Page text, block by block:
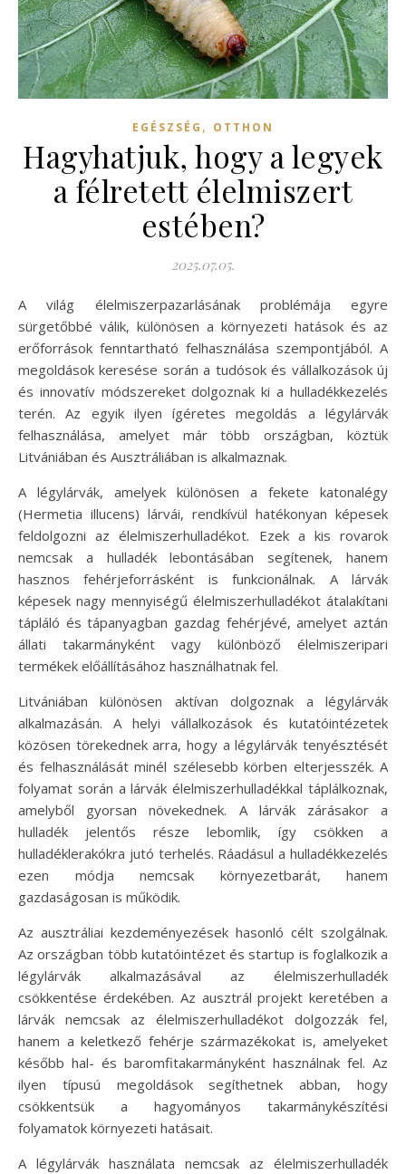
EGÉSZSÉG , OTTHON
Hagyhatjuk, hogy a legyek
a félretett élelmiszert
estében?
2025.07.05.
A világ élelmiszerpazarlásának problémája egyre
sürgetőbbé válik, különösen a környezeti hatások és az
erőforrások fenntartható felhasználása szempontjából. A
megoldások keresése során a tudósok és vállalkozások új
és innovatív módszereket dolgoznak ki a hulladékkezelés
terén. Az egyik ilyen ígéretes megoldás a légylárvák
felhasználása, amelyet már több országban, köztük
Litvániában és Ausztráliában is alkalmaznak.
A légylárvák, amelyek különösen a fekete katonalégy
(Hermetia illucens) lárvái, rendkívül hatékonyan képesek
feldolgozni az élelmiszerhulladékot. Ezek a kis rovarok
nemcsak a hulladék lebontásában segítenek, hanem
hasznos fehérjeforrásként is funkcionálnak. A lárvák
képesek nagy mennyiségű élelmiszerhulladékot átalakítani
tápláló és tápanyagban gazdag fehérjévé, amelyet aztán
állati takarmányként vagy különböző élelmiszeripari
termékek előállításához használhatnak fel.
Litvániában különösen aktívan dolgoznak a légylárvák
alkalmazásán. A helyi vállalkozások és kutatóintézetek
közösen törekednek arra, hogy a légylárvák tenyésztését
és felhasználását minél szélesebb körben elterjesszék. A
folyamat során a lárvák élelmiszerhulladékkal táplálkoznak,
amelyből gyorsan növekednek. A lárvák zárásakor a
hulladék jelentős része lebomlik, így csökken a
hulladéklerakókra jutó terhelés. Ráadásul a hulladékkezelés
ezen módja nemcsak környezetbarát, hanem
gazdaságosan is működik.
Az ausztráliai kezdeményezések hasonló célt szolgálnak.
Az országban több kutatóintézet és startup is foglalkozik a
légylárvák alkalmazásával az élelmiszerhulladék
csökkentése érdekében. Az ausztrál projekt keretében a
lárvák nemcsak az élelmiszerhulladékot dolgozzák fel,
hanem a keletkező fehérje származékokat is, amelyeket
később hal- és baromfitakarmányként használnak fel. Az
ilyen típusú megoldások segíthetnek abban, hogy
csökkentsük a hagyományos takarmánykészítési
folyamatok környezeti hatásait.
A légylárvák használata nemcsak az élelmiszerhulladék